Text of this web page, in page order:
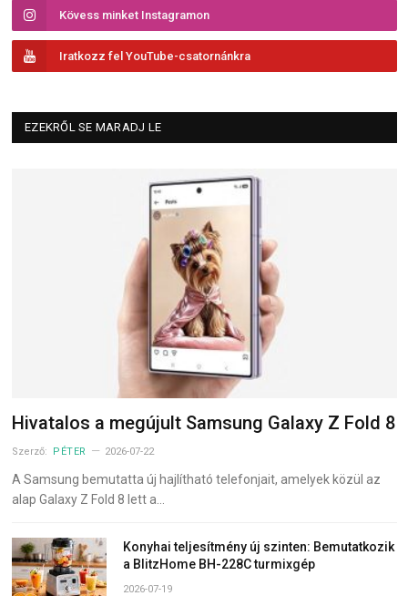
Kövess minket Instagramon
Iratkozz fel YouTube-csatornánkra
EZEKRŐL SE MARADJ LE
Hivatalos a megújult Samsung Galaxy Z Fold 8
Szerző: PÉTER 2026-07-22
A Samsung bemutatta új hajlítható telefonjait, amelyek közül az
alap Galaxy Z Fold 8 lett a…
Konyhai teljesítmény új szinten: Bemutatkozik
a BlitzHome BH-228C turmixgép
2026-07-19